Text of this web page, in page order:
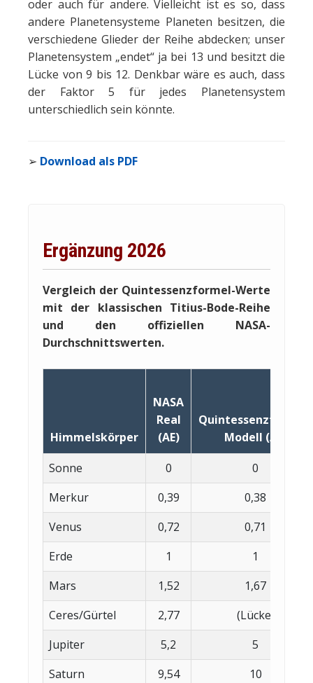
oder auch für andere. Vielleicht ist es so, dass
andere Planetensysteme Planeten besitzen, die
verschiedene Glieder der Reihe abdecken; unser
Planetensystem „endet“ ja bei 13 und besitzt die
Lücke von 9 bis 12. Denkbar wäre es auch, dass
der Faktor 5 für jedes Planetensystem
unterschiedlich sein könnte.
➢ Download als PDF
Ergänzung 2026
Vergleich der Quintessenzformel-Werte
mit der klassischen Titius-Bode-Reihe
und den offiziellen NASA-
Durchschnittswerten.
Himmelskörper
NASA
Real
(AE)
Quintessenzformel-
Modell (AE)
Sonne
0
0
Merkur
0,39
0,38
Venus
0,72
0,71
Erde
1
1
Mars
1,52
1,67
Ceres/Gürtel
2,77
(Lücke)
Jupiter
5,2
5
Saturn
9,54
10